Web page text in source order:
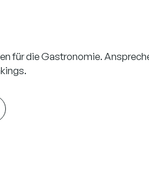
für die Gastronomie.